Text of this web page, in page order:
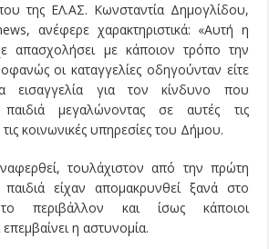
της ΕΛ.ΑΣ. Κωνσταντία Δημογλίδου,
ανέφερε χαρακτηριστικά: «Αυτή η
απασχολήσει με κάποιον τρόπο την
οι καταγγελίες οδηγούνταν είτε
εισαγγελία για τον κίνδυνο που
παιδιά μεγαλώνοντας σε αυτές τις
κοινωνικές υπηρεσίες του Δήμου.
τουλάχιστον από την πρώτη
παιδιά είχαν απομακρυνθεί ξανά στο
περιβάλλον και ίσως κάποιοι
επεμβαίνει η αστυνομία.